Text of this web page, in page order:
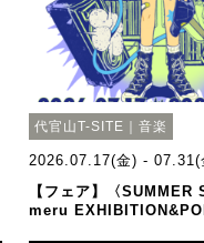
代官山T-SITE｜音楽
2026.07.17(金) - 07.31(
【フェア】〈SUMMER
meru